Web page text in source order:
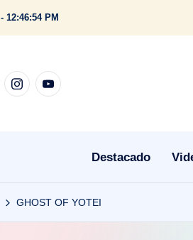
- 12:46:55 PM
instagram.com
youtube.com
Destacado
GHOST OF YOTEI